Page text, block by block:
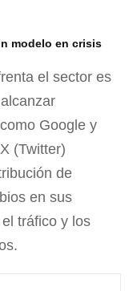
modelo en crisis
el sector es
Google y
(Twitter)
de
en sus
tráfico y los